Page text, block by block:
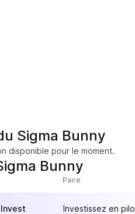
Sigma Bunny
disponible pour le moment.
Bunny
Paire
Investissez en